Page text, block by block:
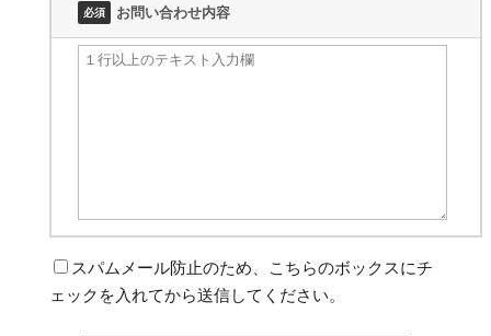
必須 お問い合わせ内容
スパムメール防止のため、こちらのボックスにチ
ェックを入れてから送信してください。